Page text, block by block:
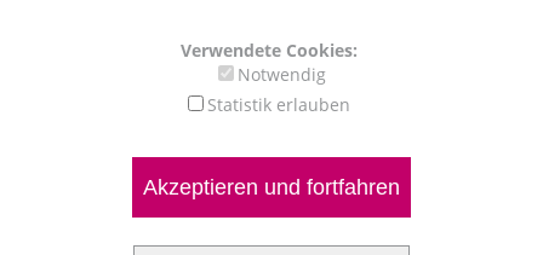
Verwendete Cookies:
Notwendig
Statistik erlauben
Akzeptieren und fortfahren